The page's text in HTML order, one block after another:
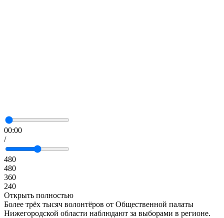
00:00
/
480
480
360
240
Открыть полностью
Более трёх тысяч волонтёров от Общественной палаты
Нижегородской области наблюдают за выборами в регионе.